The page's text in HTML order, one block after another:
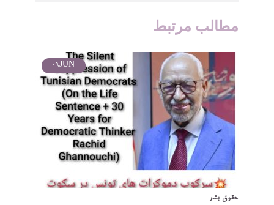
مطالب مرتبط
JUN
09
حقوق بشر